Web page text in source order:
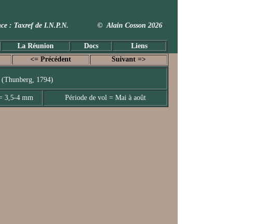
: Taxref de I.N.P.N. © Alain Cosson 2026
La Réunion Docs Liens
<= Précédent Suivant =>
(Thunberg, 1794)
3,5-4 mm
Période de vol = Mai à août